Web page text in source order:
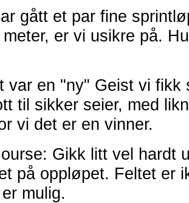
gått et par fine
er vi usikre på.
var en "ny" Geist vi fikk
til sikker seier, med
vi det er en vinner.
Gikk litt vel hardt
på oppløpet. Feltet er
mulig.